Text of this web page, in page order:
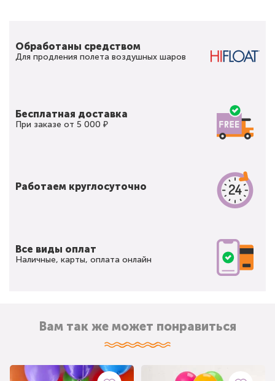
Обработаны средством
Для продления полета воздушных шаров
Бесплатная доставка
При заказе от 5 000 ₽
Работаем круглосуточно
Все виды оплат
Наличные, карты, оплата онлайн
Вам так же может понравиться